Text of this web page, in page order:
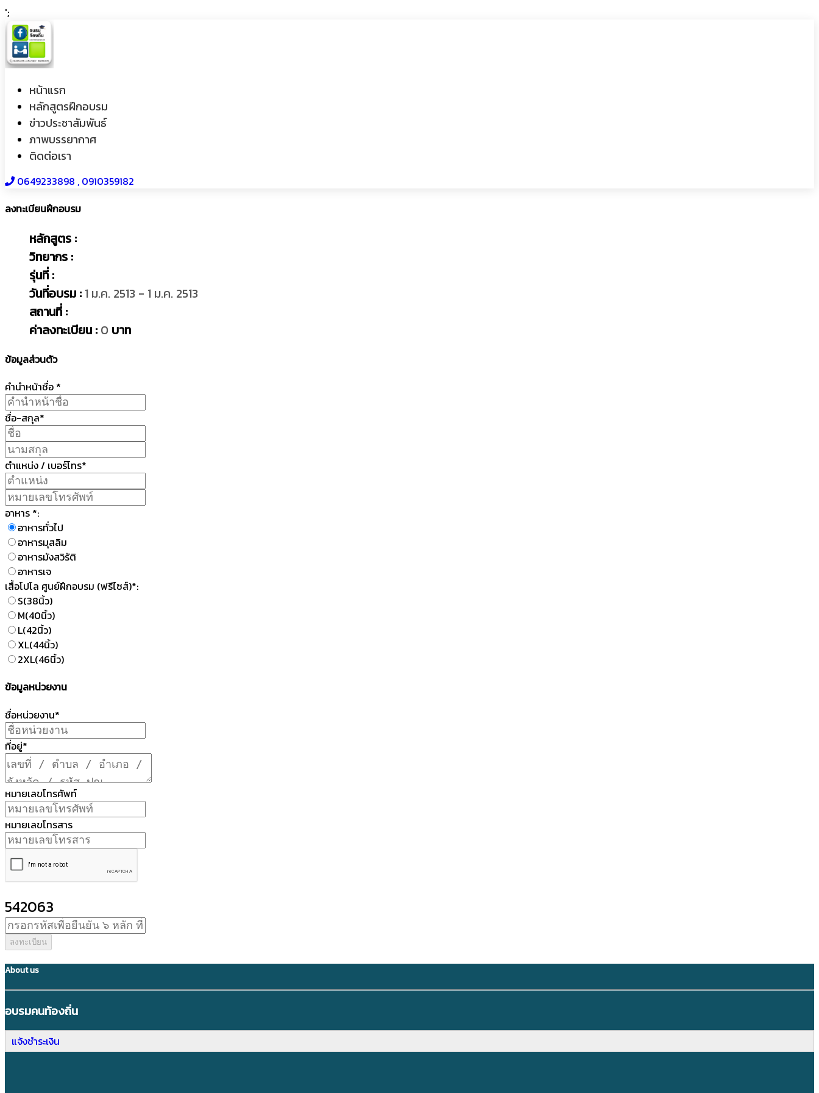
';
หน้าแรก
หลักสูตรฝึกอบรม
ข่าวประชาสัมพันธ์
ภาพบรรยากาศ
ติดต่อเรา
0649233898​ , 0910359182
ลงทะเบียนฝึกอบรม
หลักสูตร :
วิทยากร :
รุ่นที่ :
วันที่อบรม : 1 ม.ค. 2513 - 1 ม.ค. 2513
สถานที่ :
ค่าลงทะเบียน : 0 บาท
ข้อมูลส่วนตัว
คำนำหน้าชื่อ *
ชื่อ-สกุล*
ตำแหน่ง / เบอร์โทร*
อาหาร *:
อาหารทั่วไป
อาหารมุสลิม
อาหารมังสวิรัติ
อาหารเจ
เสื้อโปโล ศูนย์ฝึกอบรม (ฟรีไซส์)*:
S(38นิ้ว)
M(40นิ้ว)
L(42นิ้ว)
XL(44นิ้ว)
2XL(46นิ้ว)
ข้อมูลหน่วยงาน
ชื่อหน่วยงาน*
ที่อยู่*
หมายเลขโทรศัพท์
หมายเลขโทรสาร
542063
ลงทะเบียน
About us
อบรมคนท้องถิ่น
แจ้งชำระเงิน